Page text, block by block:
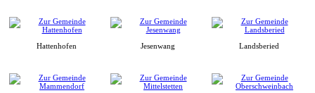
Hattenhofen Jesenwang Landsberied